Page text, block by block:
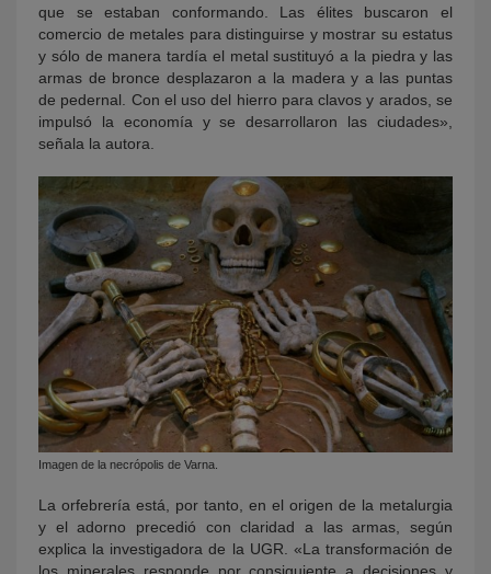
que se estaban conformando. Las élites buscaron el
comercio de metales para distinguirse y mostrar su estatus
y sólo de manera tardía el metal sustituyó a la piedra y las
armas de bronce desplazaron a la madera y a las puntas
de pedernal. Con el uso del hierro para clavos y arados, se
impulsó la economía y se desarrollaron las ciudades»,
señala la autora.
Imagen de la necrópolis de Varna.
La orfebrería está, por tanto, en el origen de la metalurgia
y el adorno precedió con claridad a las armas, según
explica la investigadora de la UGR. «La transformación de